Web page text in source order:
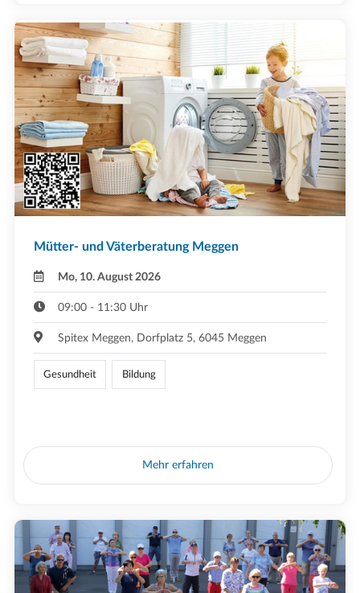
Mütter- und Väterberatung Meggen
Mo, 10. August 2026
09:00 - 11:30 Uhr
Spitex Meggen, Dorfplatz 5, 6045 Meggen
Gesundheit Bildung
Mehr erfahren